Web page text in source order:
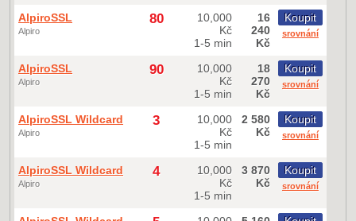
AlpiroSSL
Alpiro
80
10,000
Kč
1-5 min
16
240
Kč
Koupit
srovnání
AlpiroSSL
Alpiro
90
10,000
Kč
1-5 min
18
270
Kč
Koupit
srovnání
AlpiroSSL Wildcard
Alpiro
3
10,000
Kč
1-5 min
2 580
Kč
Koupit
srovnání
AlpiroSSL Wildcard
Alpiro
4
10,000
Kč
1-5 min
3 870
Kč
Koupit
srovnání